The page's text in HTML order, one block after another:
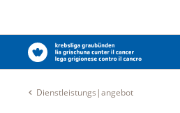
Dienstleistungs|angebot